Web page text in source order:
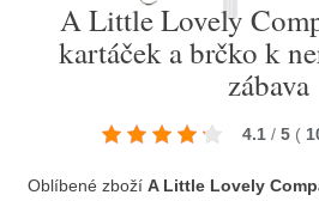
A Little Lovely
kartáček a brčko k
zábava
4.1 / 5 (
Oblíbené zboží A Little Lovely